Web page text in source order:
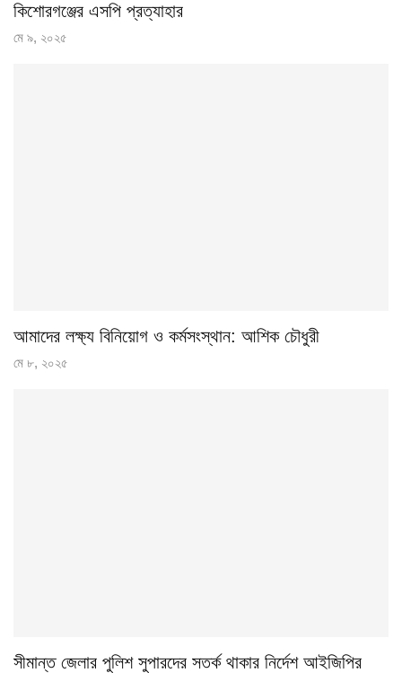
কিশোরগঞ্জের এসপি প্রত্যাহার
মে ৯, ২০২৫
আমাদের লক্ষ্য বিনিয়োগ ও কর্মসংস্থান: আশিক চৌধুরী
মে ৮, ২০২৫
সীমান্ত জেলার পুলিশ সুপারদের সতর্ক থাকার নির্দেশ আইজিপির